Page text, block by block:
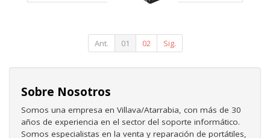
Ant. 01 02 Sig.
Sobre Nosotros
Somos una empresa en Villava/Atarrabia, con más de 30
años de experiencia en el sector del soporte informático.
Somos especialistas en la venta y reparación de portátiles,